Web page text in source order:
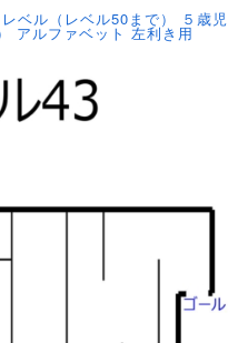
ベル（レベル50まで） ５歳児
アルファベット 左利き用